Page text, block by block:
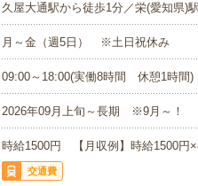
久屋大通駅から徒歩1分／栄(愛知県)
月～金（週5日） ※土日祝休み
09:00～18:00(実働8時間 休憩1時間)
2026年09月上旬～長期 ※9月～！
時給1500円 【月収例】時給1500円
交通費